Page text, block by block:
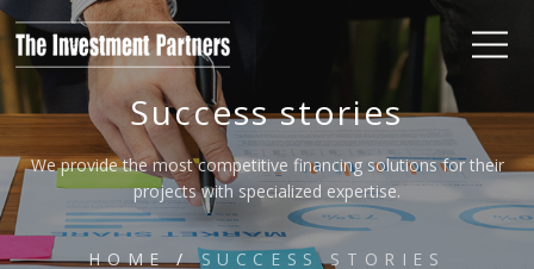
Success stories
We provide the most competitive financing solutionsfor their
projects with specialized expertise.
HOME/SUCCESS STORIES